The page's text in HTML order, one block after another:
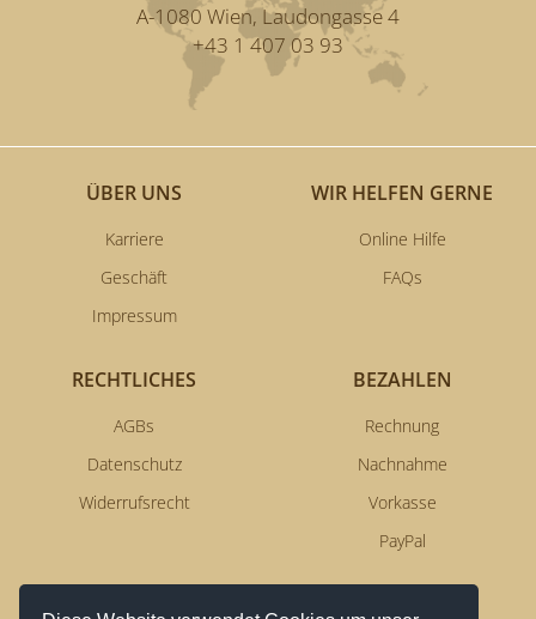
A-1080 Wien, Laudongasse 4
+43 1 407 03 93
ÜBER UNS
Karriere
Geschäft
Impressum
WIR HELFEN GERNE
Online Hilfe
FAQs
RECHTLICHES
AGBs
Datenschutz
Widerrufsrecht
BEZAHLEN
Rechnung
Nachnahme
Vorkasse
PayPal